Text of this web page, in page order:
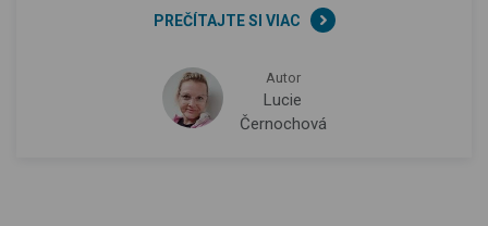
PREČÍTAJTE SI VIAC
Autor
Lucie
Černochová